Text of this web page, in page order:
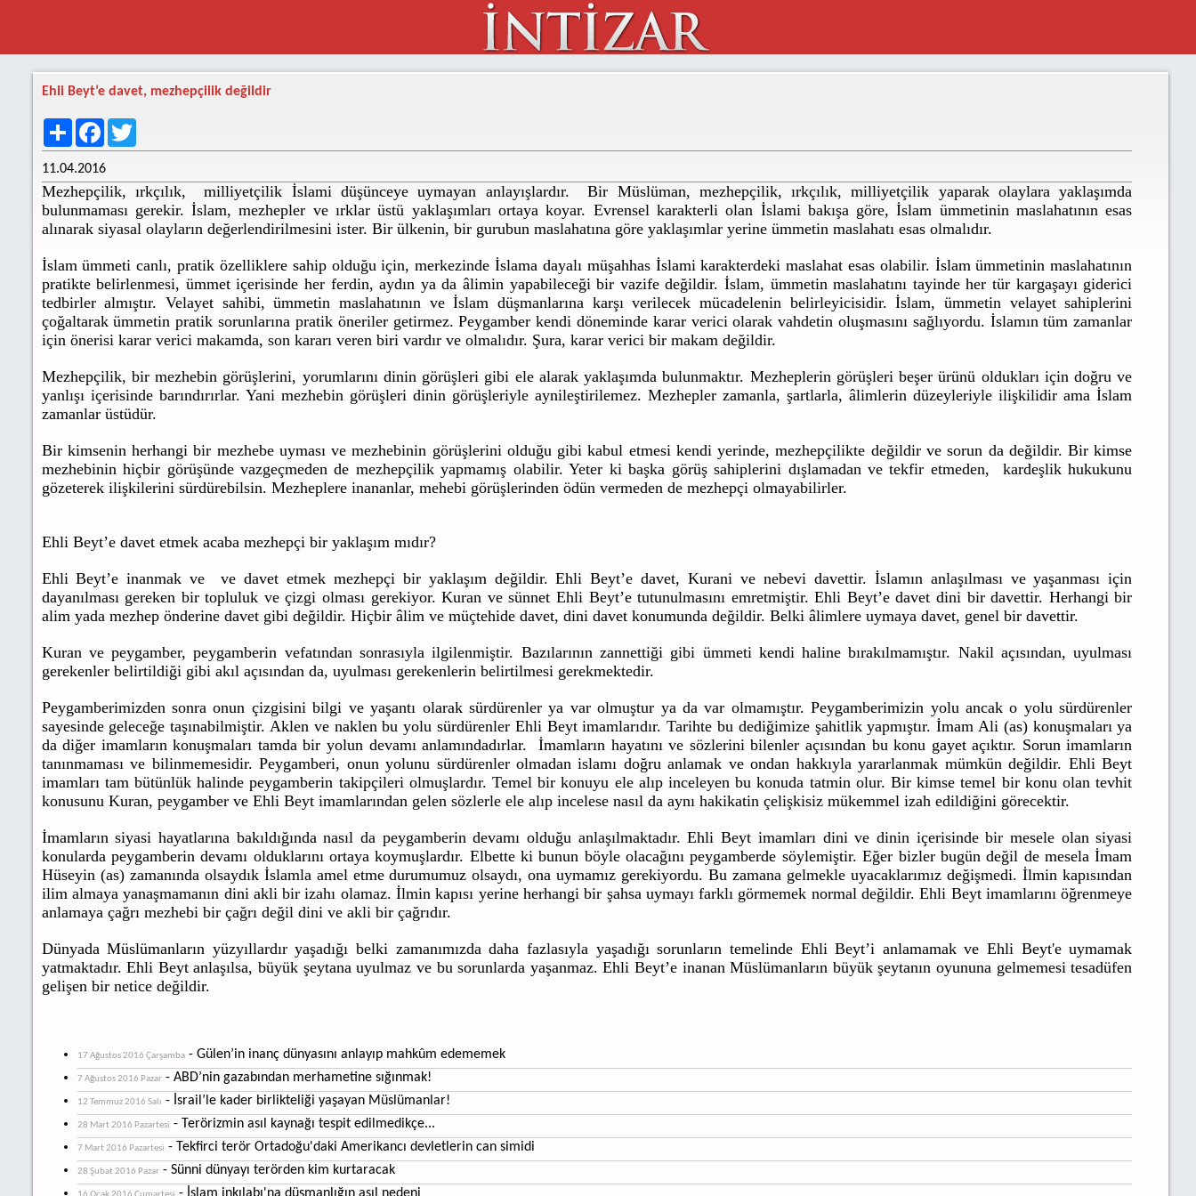
Ehli Beyt’e davet, mezhepçilik değildir
ShareFacebookTwitter
11.04.2016
Mezhepçilik, ırkçılık, milliyetçilik İslami düşünceye uymayan anlayışlardır. Bir Müslüman, mezhepçilik, ırkçılık, milliyetçilik yaparak olaylara yaklaşımda
bulunmaması gerekir. İslam, mezhepler ve ırklar üstü yaklaşımları ortaya koyar. Evrensel karakterli olan İslami bakışa göre, İslam ümmetinin maslahatının esas
alınarak siyasal olayların değerlendirilmesini ister. Bir ülkenin, bir gurubun maslahatına göre yaklaşımlar yerine ümmetin maslahatı esas olmalıdır.
İslam ümmeti canlı, pratik özelliklere sahip olduğu için, merkezinde İslama dayalı müşahhas İslami karakterdeki maslahat esas olabilir. İslam ümmetinin maslahatının
pratikte belirlenmesi, ümmet içerisinde her ferdin, aydın ya da âlimin yapabileceği bir vazife değildir. İslam, ümmetin maslahatını tayinde her tür kargaşayı giderici
tedbirler almıştır. Velayet sahibi, ümmetin maslahatının ve İslam düşmanlarına karşı verilecek mücadelenin belirleyicisidir. İslam, ümmetin velayet sahiplerini
çoğaltarak ümmetin pratik sorunlarına pratik öneriler getirmez. Peygamber kendi döneminde karar verici olarak vahdetin oluşmasını sağlıyordu. İslamın tüm zamanlar
için önerisi karar verici makamda, son kararı veren biri vardır ve olmalıdır. Şura, karar verici bir makam değildir.
Mezhepçilik, bir mezhebin görüşlerini, yorumlarını dinin görüşleri gibi ele alarak yaklaşımda bulunmaktır. Mezheplerin görüşleri beşer ürünü oldukları için doğru ve
yanlışı içerisinde barındırırlar. Yani mezhebin görüşleri dinin görüşleriyle aynileştirilemez. Mezhepler zamanla, şartlarla, âlimlerin düzeyleriyle ilişkilidir ama İslam
zamanlar üstüdür.
Bir kimsenin herhangi bir mezhebe uyması ve mezhebinin görüşlerini olduğu gibi kabul etmesi kendi yerinde, mezhepçilikte değildir ve sorun da değildir. Bir kimse
mezhebinin hiçbir görüşünde vazgeçmeden de mezhepçilik yapmamış olabilir. Yeter ki başka görüş sahiplerini dışlamadan ve tekfir etmeden, kardeşlik hukukunu
gözeterek ilişkilerini sürdürebilsin. Mezheplere inananlar, mehebi görüşlerinden ödün vermeden de mezhepçi olmayabilirler.
Ehli Beyt’e davet etmek acaba mezhepçi bir yaklaşım mıdır?
Ehli Beyt’e inanmak ve ve davet etmek mezhepçi bir yaklaşım değildir. Ehli Beyt’e davet, Kurani ve nebevi davettir. İslamın anlaşılması ve yaşanması için
dayanılması gereken bir topluluk ve çizgi olması gerekiyor. Kuran ve sünnet Ehli Beyt’e tutunulmasını emretmiştir. Ehli Beyt’e davet dini bir davettir. Herhangi bir
alim yada mezhep önderine davet gibi değildir. Hiçbir âlim ve müçtehide davet, dini davet konumunda değildir. Belki âlimlere uymaya davet, genel bir davettir.
Kuran ve peygamber, peygamberin vefatından sonrasıyla ilgilenmiştir. Bazılarının zannettiği gibi ümmeti kendi haline bırakılmamıştır. Nakil açısından, uyulması
gerekenler belirtildiği gibi akıl açısından da, uyulması gerekenlerin belirtilmesi gerekmektedir.
Peygamberimizden sonra onun çizgisini bilgi ve yaşantı olarak sürdürenler ya var olmuştur ya da var olmamıştır. Peygamberimizin yolu ancak o yolu sürdürenler
sayesinde geleceğe taşınabilmiştir. Aklen ve naklen bu yolu sürdürenler Ehli Beyt imamlarıdır. Tarihte bu dediğimize şahitlik yapmıştır. İmam Ali (as) konuşmaları ya
da diğer imamların konuşmaları tamda bir yolun devamı anlamındadırlar. İmamların hayatını ve sözlerini bilenler açısından bu konu gayet açıktır. Sorun imamların
tanınmaması ve bilinmemesidir. Peygamberi, onun yolunu sürdürenler olmadan islamı doğru anlamak ve ondan hakkıyla yararlanmak mümkün değildir. Ehli Beyt
imamları tam bütünlük halinde peygamberin takipçileri olmuşlardır. Temel bir konuyu ele alıp inceleyen bu konuda tatmin olur. Bir kimse temel bir konu olan tevhit
konusunu Kuran, peygamber ve Ehli Beyt imamlarından gelen sözlerle ele alıp incelese nasıl da aynı hakikatin çelişkisiz mükemmel izah edildiğini görecektir.
İmamların siyasi hayatlarına bakıldığında nasıl da peygamberin devamı olduğu anlaşılmaktadır. Ehli Beyt imamları dini ve dinin içerisinde bir mesele olan siyasi
konularda peygamberin devamı olduklarını ortaya koymuşlardır. Elbette ki bunun böyle olacağını peygamberde söylemiştir. Eğer bizler bugün değil de mesela İmam
Hüseyin (as) zamanında olsaydık İslamla amel etme durumumuz olsaydı, ona uymamız gerekiyordu. Bu zamana gelmekle uyacaklarımız değişmedi. İlmin kapısından
ilim almaya yanaşmamanın dini akli bir izahı olamaz. İlmin kapısı yerine herhangi bir şahsa uymayı farklı görmemek normal değildir. Ehli Beyt imamlarını öğrenmeye
anlamaya çağrı mezhebi bir çağrı değil dini ve akli bir çağrıdır.
Dünyada Müslümanların yüzyıllardır yaşadığı belki zamanımızda daha fazlasıyla yaşadığı sorunların temelinde Ehli Beyt’i anlamamak ve Ehli Beyt'e uymamak
yatmaktadır. Ehli Beyt anlaşılsa, büyük şeytana uyulmaz ve bu sorunlarda yaşanmaz. Ehli Beyt’e inanan Müslümanların büyük şeytanın oyununa gelmemesi tesadüfen
gelişen bir netice değildir.
17 Ağustos 2016 Çarşamba- Gülen’in inanç dünyasını anlayıp mahkûm edememek
7 Ağustos 2016 Pazar- ABD’nin gazabından merhametine sığınmak!
12 Temmuz 2016 Salı - İsrail’le kader birlikteliği yaşayan Müslümanlar!
28 Mart 2016 Pazartesi - Terörizmin asıl kaynağı tespit edilmedikçe...
7 Mart 2016 Pazartesi - Tekfirci terör Ortadoğu'daki Amerikancı devletlerin can simidi
28 Şubat 2016 Pazar- Sünni dünyayı terörden kim kurtaracak